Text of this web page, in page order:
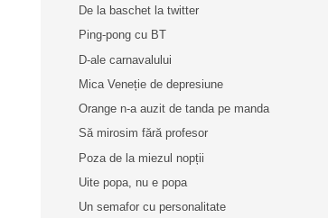
De la baschet la twitter
Ping-pong cu BT
D-ale carnavalului
Mica Veneție de depresiune
Orange n-a auzit de tanda pe manda
Să mirosim fără profesor
Poza de la miezul nopții
Uite popa, nu e popa
Un semafor cu personalitate